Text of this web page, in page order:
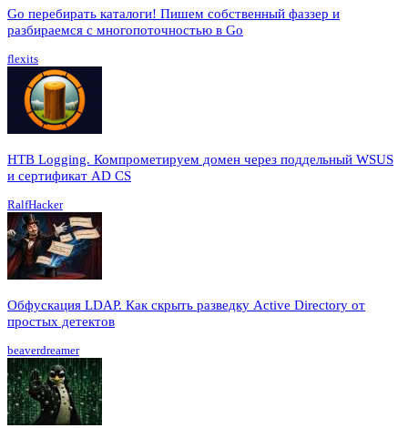
Go перебирать каталоги! Пишем собственный фаззер и
разбираемся с многопоточностью в Go
flexits
HTB Logging. Компрометируем домен через поддельный WSUS
и сертификат AD CS
RalfHacker
Обфускация LDAP. Как скрыть разведку Active Directory от
простых детектов
beaverdreamer